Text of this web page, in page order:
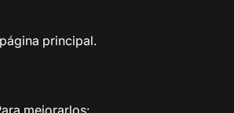
principal.
mejorarlos: